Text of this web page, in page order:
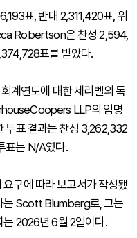
표, 반대 2,311,420표, 위
Robertson은 찬성 2,594,
표를 받았다.
계연도에 대한 세리벨의 독
LLP의 임명
투표 결과는 찬성 3,262,332
표는 N/A였다.
구에 따라 보고서가 작성됐
는 Scott Blumberg로, 그는
는 2026년 6월 2일이다.